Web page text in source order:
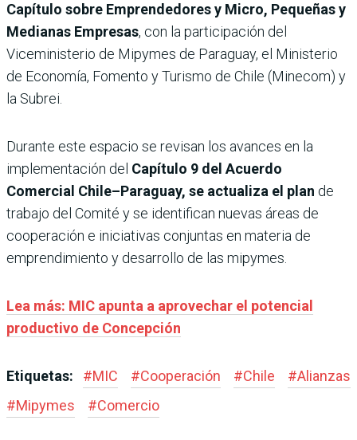
Capítulo sobre Emprendedores y Micro, Pequeñas y
Medianas Empresas, con la participación del
Viceministerio de Mipymes de Paraguay, el Ministerio
de Economía, Fomento y Turismo de Chile (Minecom) y
la Subrei.
Durante este espacio se revisan los avances en la
implementación del Capítulo 9 del Acuerdo
Comercial Chile–Paraguay, se actualiza el plan de
trabajo del Comité y se identifican nuevas áreas de
cooperación e iniciativas conjuntas en materia de
emprendimiento y desarrollo de las mipymes.
Lea más: MIC apunta a aprovechar el potencial
productivo de Concepción
Etiquetas: #MIC #Cooperación #Chile #Alianzas
#Mipymes #Comercio